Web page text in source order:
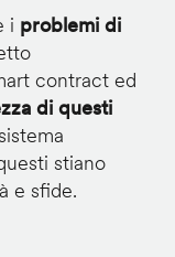
i problemi di
contract ed
di questi
stiano
e sfide.